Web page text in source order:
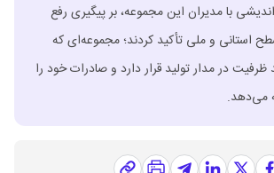
با مدیران این مجموعه، بر پیگیری رفع
استانی و ملی تأکید کردند؛ مجموعه‌ای که
با ۷۰ درصد ظرفیت در مدار تولید قرار دارد و صادرات خود را
می‌دهد.